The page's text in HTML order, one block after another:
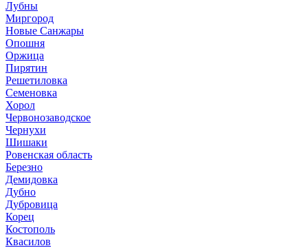
Лубны
Миргород
Новые Санжары
Опошня
Оржица
Пирятин
Решетиловка
Семеновка
Хорол
Червонозаводское
Чернухи
Шишаки
Ровенская область
Березно
Демидовка
Дубно
Дубровица
Корец
Костополь
Квасилов